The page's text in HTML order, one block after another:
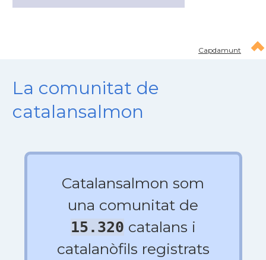
Capdamunt
La comunitat de
catalansalmon
Catalansalmon som
una comunitat de
15.320 catalans i
catalanòfils registrats